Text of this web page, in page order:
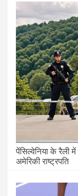
पेंसिल्वेनिया के रैली
अमेरिकी राष्ट्रपति